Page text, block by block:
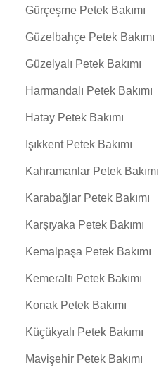
Gürçeşme Petek Bakımı
Güzelbahçe Petek Bakımı
Güzelyalı Petek Bakımı
Harmandalı Petek Bakımı
Hatay Petek Bakımı
Işıkkent Petek Bakımı
Kahramanlar Petek Bakımı
Karabağlar Petek Bakımı
Karşıyaka Petek Bakımı
Kemalpaşa Petek Bakımı
Kemeraltı Petek Bakımı
Konak Petek Bakımı
Küçükyalı Petek Bakımı
Mavişehir Petek Bakımı